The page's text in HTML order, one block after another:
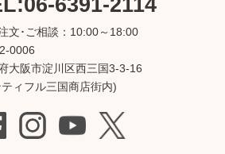
6391-2114
文･ご相談：10:00～18:00
0006
大阪市淀川区西三国3-3-16
ィフル三国商店街内)